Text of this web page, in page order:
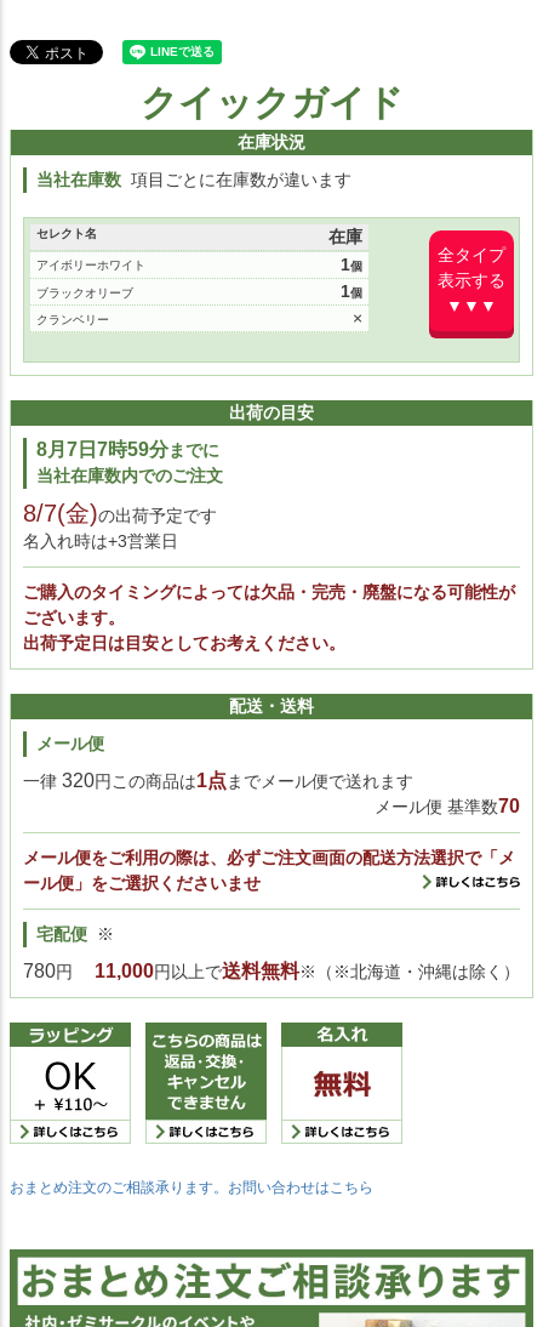
クイックガイド
在庫状況
当社在庫数 項目ごとに在庫数が違います
全タイプ
表示する
▼▼▼
セレクト名 在庫
アイボリーホワイト 1
ブラックオリーブ 1
クランベリー ×
出荷の目安
8月7日7時59分までに
当社在庫数内でのご注文
8/7(金)の出荷予定です
名入れ時は+3営業日
ご購入のタイミングによっては欠品・完売・廃盤になる可能性が
ございます。
出荷予定日は目安としてお考えください。
配送・送料
メール便
一律 320円この商品は1点 までメール便で送れます
メール便 基準数70
メール便をご利用の際は、必ずご注文画面の配送方法選択で「メ
ール便」をご選択くださいませ
宅配便
780円
※
11,000円以上で送料無料※（※北海道・沖縄は除く）
おまとめ注文のご相談承ります。お問い合わせはこちら